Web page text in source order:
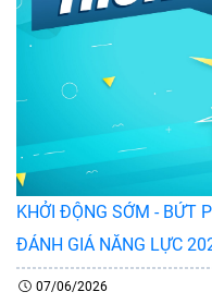
KHỞI ĐỘNG SỚM - BỨT
ĐÁNH GIÁ NĂNG LỰC
07/06/2026